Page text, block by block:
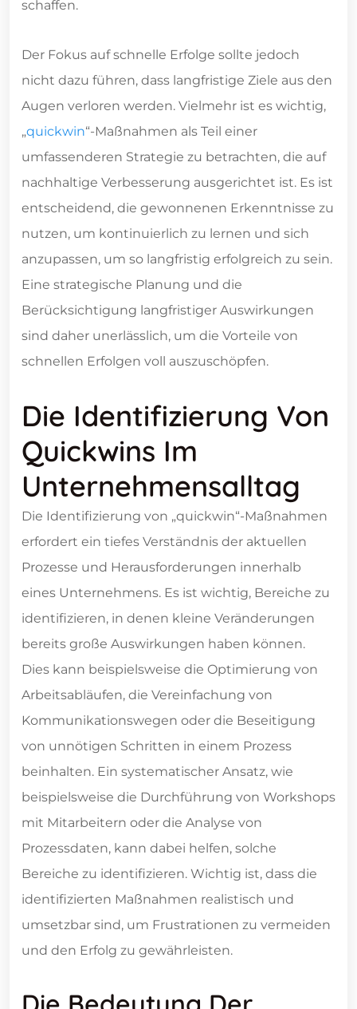
schaffen.
Der Fokus auf schnelle Erfolge sollte jedoch
nicht dazu führen, dass langfristige Ziele aus den
Augen verloren werden. Vielmehr ist es wichtig,
„quickwin“-Maßnahmen als Teil einer
umfassenderen Strategie zu betrachten, die auf
nachhaltige Verbesserung ausgerichtet ist. Es ist
entscheidend, die gewonnenen Erkenntnisse zu
nutzen, um kontinuierlich zu lernen und sich
anzupassen, um so langfristig erfolgreich zu sein.
Eine strategische Planung und die
Berücksichtigung langfristiger Auswirkungen
sind daher unerlässlich, um die Vorteile von
schnellen Erfolgen voll auszuschöpfen.
Die Identifizierung Von
Quickwins Im
Unternehmensalltag
Die Identifizierung von „quickwin“-Maßnahmen
erfordert ein tiefes Verständnis der aktuellen
Prozesse und Herausforderungen innerhalb
eines Unternehmens. Es ist wichtig, Bereiche zu
identifizieren, in denen kleine Veränderungen
bereits große Auswirkungen haben können.
Dies kann beispielsweise die Optimierung von
Arbeitsabläufen, die Vereinfachung von
Kommunikationswegen oder die Beseitigung
von unnötigen Schritten in einem Prozess
beinhalten. Ein systematischer Ansatz, wie
beispielsweise die Durchführung von Workshops
mit Mitarbeitern oder die Analyse von
Prozessdaten, kann dabei helfen, solche
Bereiche zu identifizieren. Wichtig ist, dass die
identifizierten Maßnahmen realistisch und
umsetzbar sind, um Frustrationen zu vermeiden
und den Erfolg zu gewährleisten.